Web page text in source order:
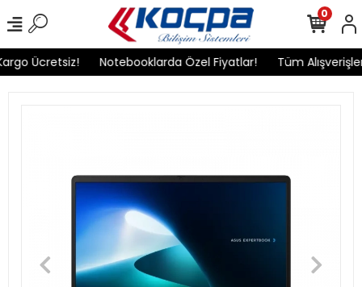
Ücretsiz! Notebooklarda Özel Fiyatlar! Tüm
0